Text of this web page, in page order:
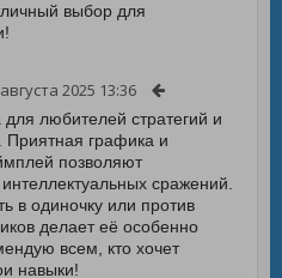
выбор для
2025 13:36
для любителей стратегий и
Приятная графика и
позволяют
сражений.
в одиночку или против
делает её особенно
всем, кто хочет
навыки!